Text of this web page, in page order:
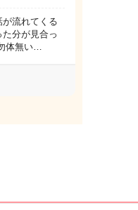
流れてくる
分が見合っ
体無い…